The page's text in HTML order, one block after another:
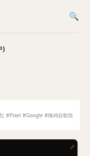
)
#Pixel #Google #辣鸡谷歌毁